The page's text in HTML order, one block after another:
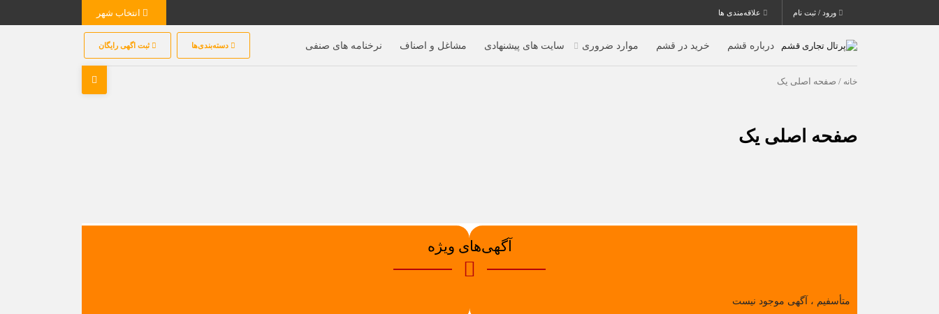
ورود / ثبت نام علاقه‌مندی ها
درباره قشم خرید در قشم موارد ضروری سایت های پیشنهادی مشاغل و اصناف نرخنامه های صنفی دسته‌بندی‌ها ثبت اگهی رایگان
خانه / صفحه اصلی یک
صفحه اصلی یک
آگهی‌های ویژه
متأسفیم ، آگهی موجود نیست